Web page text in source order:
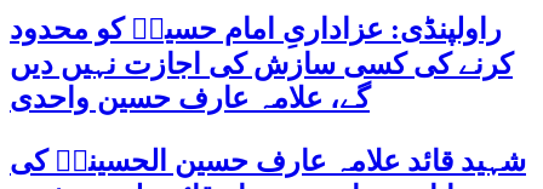
راولپنڈی: عزاداریِ امام حسینؑ کو محدود
کرنے کی کسی سازش کی اجازت نہیں دیں
گے، علامہ عارف حسین واحدی
شہید قائد علامہ عارف حسین الحسینیؒ کی